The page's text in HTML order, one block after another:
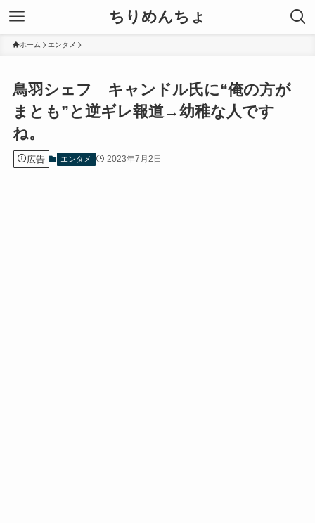
ちりめんちょ
ホーム エンタメ
鳥羽シェフ キャンドル氏に“俺の方が
まとも”と逆ギレ報道→幼稚な人です
ね。
広告 エンタメ 2023年7月2日